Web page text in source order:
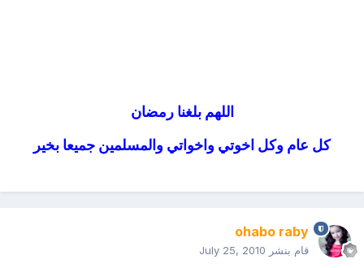
اللهم بلغنا رمضان
كل عام وكل اخوتي واخواتي والمسلمين جميعا بخير
ohabo raby
قام بنشر July 25, 2010